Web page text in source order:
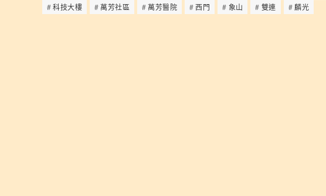
科技大樓
萬芳社區 萬芳醫院 西門 象山 雙連 麟光